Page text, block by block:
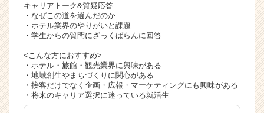
キャリアトーク&質疑応答
・なぜこの道を選んだのか
・ホテル業界のやりがいと課題
・学生からの質問にざっくばらんに回答
<こんな方におすすめ>
・ホテル・旅館・観光業界に興味がある
・地域創生やまちづくりに関心がある
・接客だけでなく企画・広報・マーケティングにも興味がある
・将来のキャリア選択に迷っている就活生